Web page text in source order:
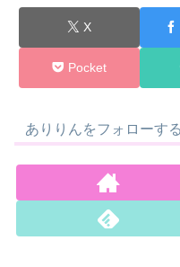
X
Pocket
ありりんをフォローする